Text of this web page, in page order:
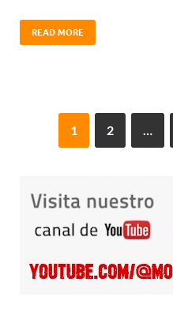
READ MORE
1 2